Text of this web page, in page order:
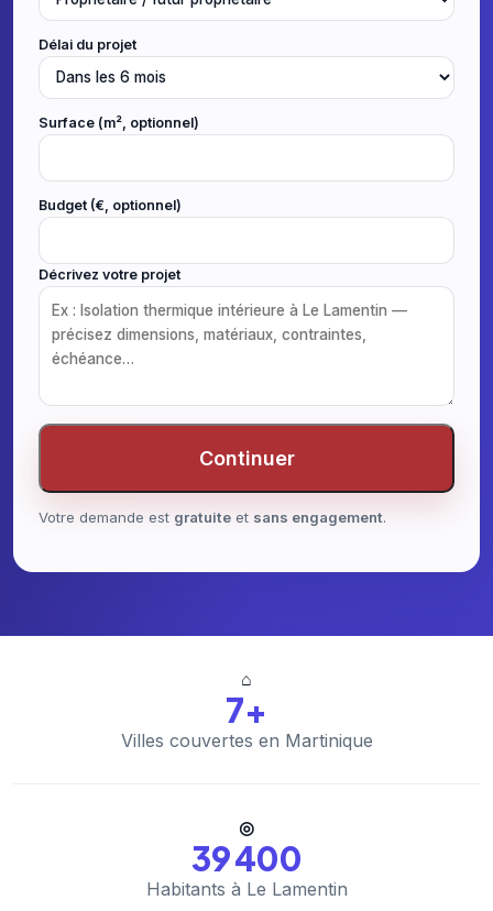
Délai du projet
Surface (m², optionnel)
Budget (€, optionnel)
Décrivez votre projet
Continuer
Votre demande est gratuite et sans engagement.
⌂
7+
Villes couvertes en Martinique
◎
39 400
Habitants à Le Lamentin